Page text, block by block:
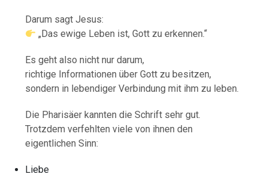
Darum sagt Jesus:
„Das ewige Leben ist, Gott zu erkennen.“
Es geht also nicht nur darum,
richtige Informationen über Gott zu besitzen,
sondern in lebendiger Verbindung mit ihm zu leben.
Die Pharisäer kannten die Schrift sehr gut.
Trotzdem verfehlten viele von ihnen den
eigentlichen Sinn:
Liebe